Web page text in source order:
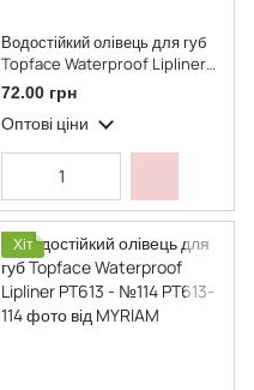
Водостійкий олівець для губ
Topface Waterproof Lipliner
PT613 - №116
72.00 грн
Оптові ціни
Хіт